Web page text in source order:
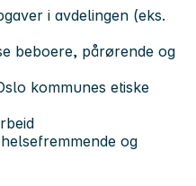
i avdelingen (eks.
beboere, pårørende og
kommunes etiske
og